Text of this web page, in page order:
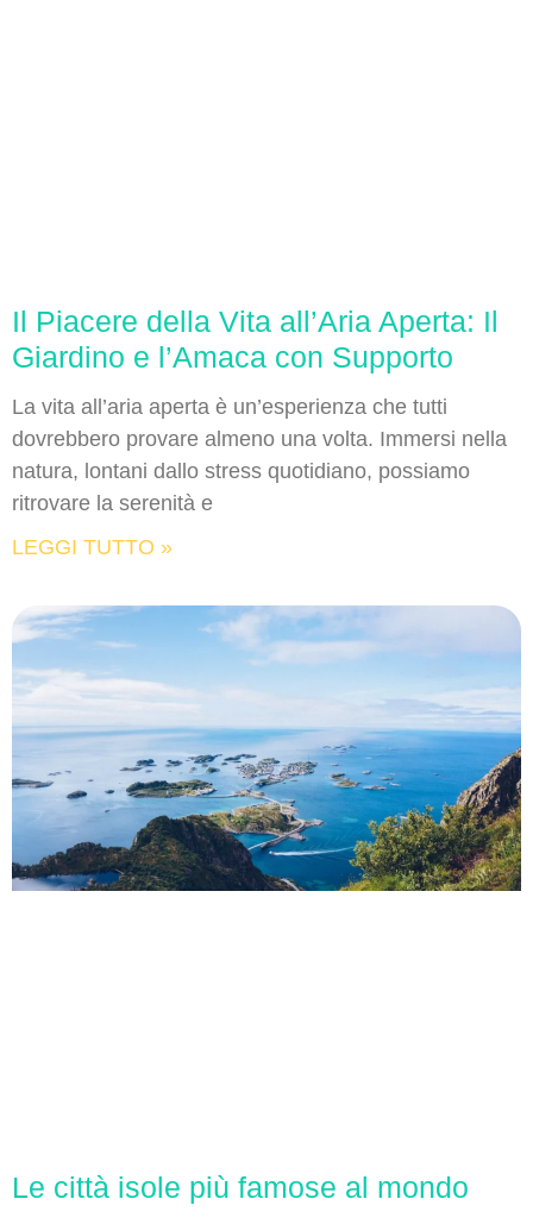
Il Piacere della Vita all’Aria Aperta: Il
Giardino e l’Amaca con Supporto
La vita all’aria aperta è un’esperienza che tutti
dovrebbero provare almeno una volta. Immersi nella
natura, lontani dallo stress quotidiano, possiamo
ritrovare la serenità e
LEGGI TUTTO »
Le città isole più famose al mondo